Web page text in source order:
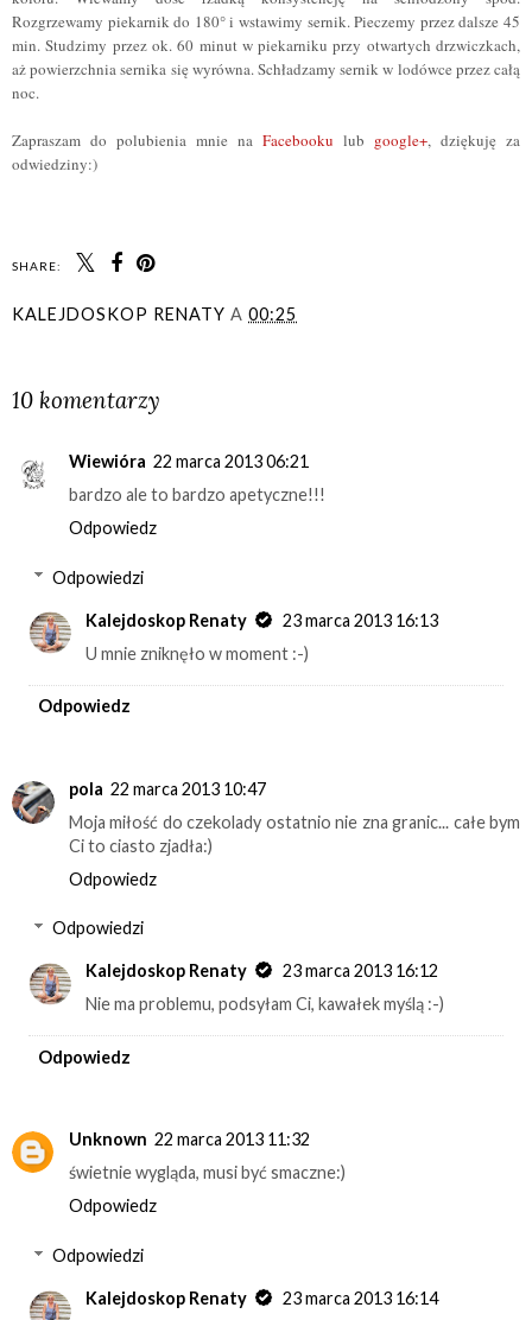
Rozgrzewamy piekarnik do 180° i wstawimy sernik. Pieczemy przez dalsze 45
min. Studzimy przez ok. 60 minut w piekarniku przy otwartych drzwiczkach,
aż powierzchnia sernika się wyrówna. Schładzamy sernik w lodówce przez całą
noc.
Zapraszam do polubienia mnie na Facebooku lub google+, dziękuję za
odwiedziny:)
SHARE:
KALEJDOSKOP RENATY A 00:25
10 komentarzy
Wiewióra 22 marca 2013 06:21
bardzo ale to bardzo apetyczne!!!
Odpowiedz
Odpowiedzi
Kalejdoskop Renaty
23 marca 2013 16:13
U mnie zniknęło w moment :-)
Odpowiedz
pola 22 marca 2013 10:47
Moja miłość do czekolady ostatnio nie zna granic... całe bym
Ci to ciasto zjadła:)
Odpowiedz
Odpowiedzi
Kalejdoskop Renaty
23 marca 2013 16:12
Nie ma problemu, podsyłam Ci, kawałek myślą :-)
Odpowiedz
Unknown 22 marca 2013 11:32
świetnie wygląda, musi być smaczne:)
Odpowiedz
Odpowiedzi
Kalejdoskop Renaty
23 marca 2013 16:14